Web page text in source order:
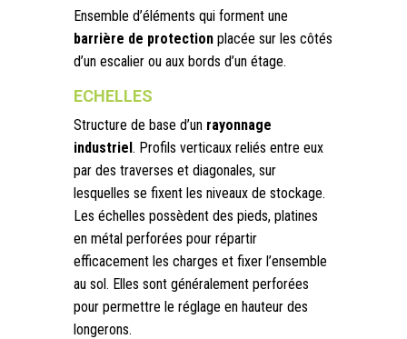
Ensemble d’éléments qui forment une
barrière de protectionplacée sur les côtés
d’un escalier ou aux bords d’un étage.
ECHELLES
Structure de base d’un rayonnage
industriel. Profils verticaux reliés entre eux
par des traverses et diagonales, sur
lesquelles se fixent les niveaux de stockage.
Les échelles possèdent des pieds, platines
en métal perforées pour répartir
efficacement les charges et fixer l’ensemble
au sol. Elles sont généralement perforées
pour permettre le réglage en hauteur des
longerons.